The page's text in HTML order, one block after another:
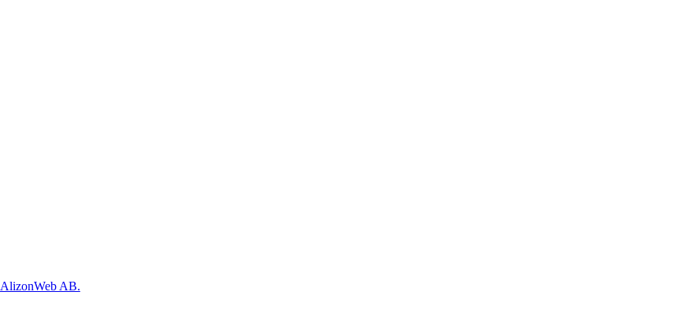
AlizonWeb AB.